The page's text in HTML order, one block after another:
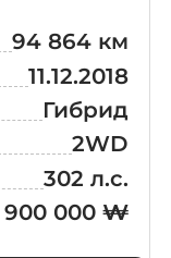
94 864 км
11.12.2018
Гибрид
2WD
302 л.с.
900 000 ₩